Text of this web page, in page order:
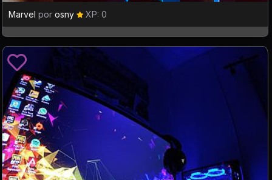
Marvel por osny XP: 0